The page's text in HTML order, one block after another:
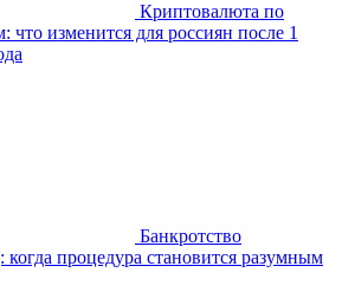
Криптовалюта по
что изменится для россиян после 1
Банкротство
процедура становится разумным